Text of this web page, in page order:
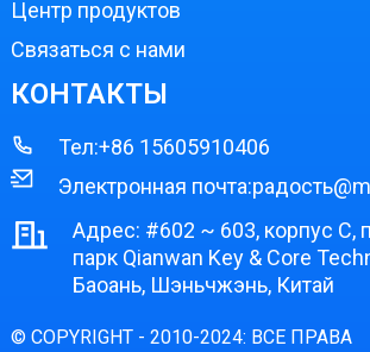
Центр продуктов
Связаться с нами
КОНТАКТЫ
Тел:+86 15605910406
Электронная почта:
Адрес: #602 ~ 603, корпус
парк Qianwan Key & Core
Баоань, Шэньчжэнь, Китай
© COPYRIGHT - 2010-2024: ВСЕ ПРАВА